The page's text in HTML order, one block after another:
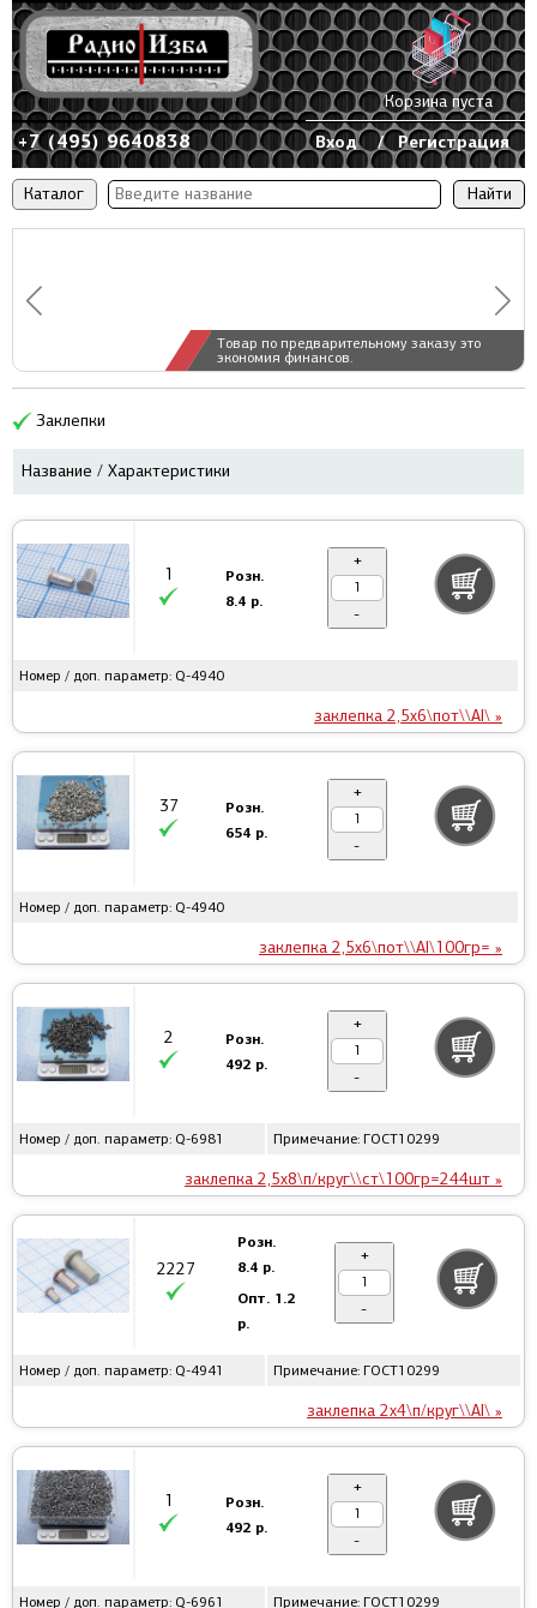
Каталог
Товар по предварительному заказу это
экономия финансов.
+7 (495) 9640838 Вход / Регистрация
Корзина пуста
Заклепки
Название / Характеристики
Номер / доп. параметр: Q-4940
заклепка 2,5x6\пот\\Al\ »
1
Розн.
8.4 р.
+
-
Номер / доп. параметр: Q-4940
заклепка 2,5x6\пот\\Al\100гр= »
37
Розн.
654 р.
+
-
Номер / доп. параметр: Q-6981 Примечание: ГОСТ10299
заклепка 2,5x8\п/круг\\ст\100гр=244шт »
2
Розн.
492 р.
+
-
Номер / доп. параметр: Q-4941 Примечание: ГОСТ10299
заклепка 2x4\п/круг\\Al\ »
2227
Розн.
8.4 р.
Опт. 1.2
р.
+
-
Номер / доп. параметр: Q-6961 Примечание: ГОСТ10299
1
Розн.
492 р.
+
-